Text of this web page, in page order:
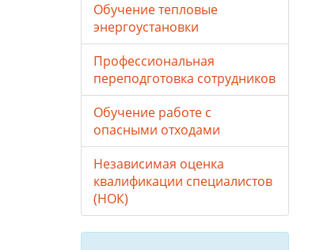
Обучение тепловые
энергоустановки
Профессиональная
переподготовка сотрудников
Обучение работе с
опасными отходами
Независимая оценка
квалификации специалистов
(НОК)